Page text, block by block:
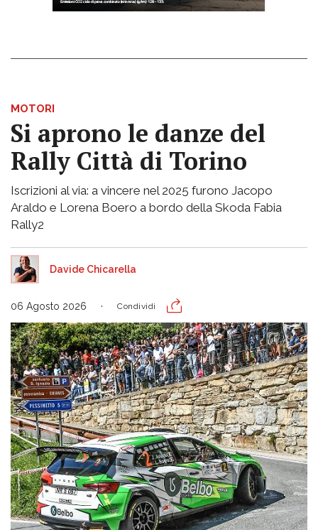
MOTORI
Si aprono le danze del
Rally Città di Torino
Iscrizioni al via: a vincere nel 2025 furono Jacopo
Araldo e Lorena Boero a bordo della Skoda Fabia
Rally2
Davide Chicarella
06 Agosto 2026 Condividi